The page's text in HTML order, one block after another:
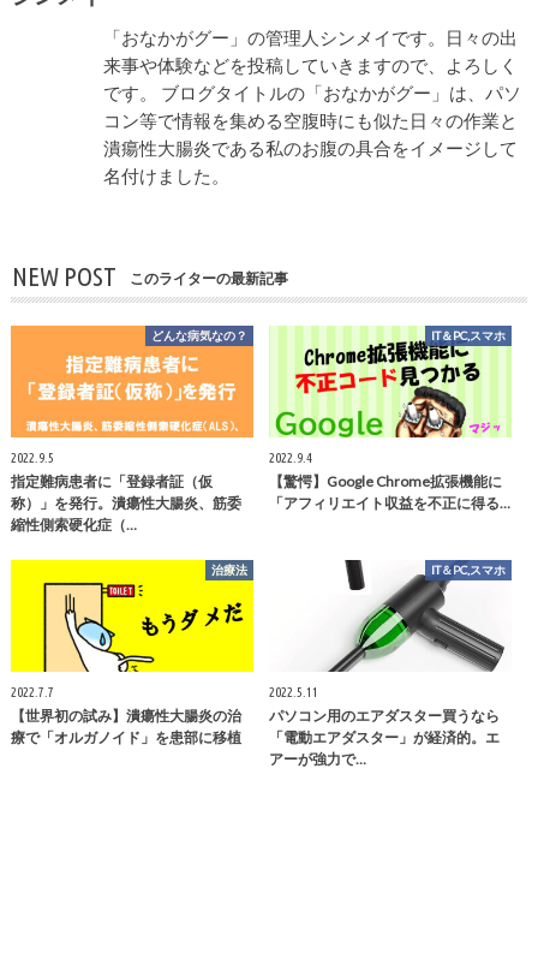
「おなかがグー」の管理人シンメイです。日々の出
来事や体験などを投稿していきますので、よろしく
です。 ブログタイトルの「おなかがグー」は、パソ
コン等で情報を集める空腹時にも似た日々の作業と
潰瘍性大腸炎である私のお腹の具合をイメージして
名付けました。
NEW POST このライターの最新記事
どんな病気なの？
2022.9.5
指定難病患者に「登録者証（仮
称）」を発行。潰瘍性大腸炎、筋委
縮性側索硬化症（…
IT＆PC,スマホ
2022.9.4
【驚愕】Google Chrome拡張機能に
「アフィリエイト収益を不正に得る…
治療法
2022.7.7
【世界初の試み】潰瘍性大腸炎の治
療で「オルガノイド」を患部に移植
IT＆PC,スマホ
2022.5.11
パソコン用のエアダスター買うなら
「電動エアダスター」が経済的。エ
アーが強力で…